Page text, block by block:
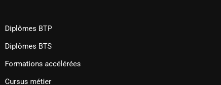
Diplômes BTP
Diplômes BTS
Formations accélérées
Cursus métier